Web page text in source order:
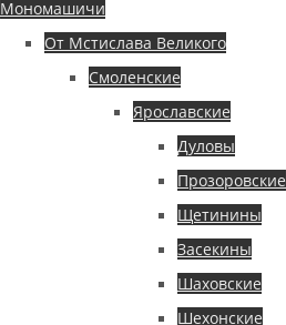
Мономашичи
От Мстислава Великого
Смоленские
Ярославские
Дуловы
Прозоровские
Щетинины
Засекины
Шаховские
Шехонские